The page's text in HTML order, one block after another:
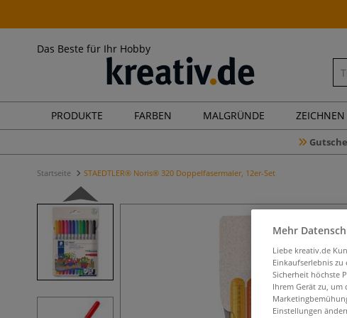
Das Beste für Ihr Hobby
PRODUKTE FARBEN MALGRÜNDE ZEICHNEN
Startseite STAEDTLER® Noris® 320 Doppelfasermaler, 12er-Set
Mehr
Liebe kreativ.de
Einkaufserlebnis
Sicherheit höchste
Ihrem Gerät zu, um
Einstellungen